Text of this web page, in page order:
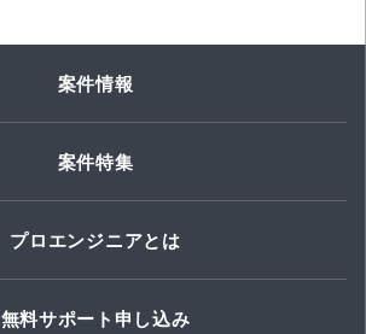
案件情報
案件特集
プロエンジニアとは
無料サポート申し込み